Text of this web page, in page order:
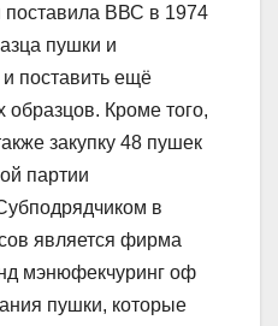
ВВС в 1974
пушки и
и поставить ещё
Кроме того,
закупку 48 пушек
партии
в
является фирма
мэнюфекчуринг оф
пушки, которые